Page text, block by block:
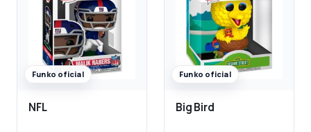
Funko oficial
NFL
Funko oficial
Big Bird